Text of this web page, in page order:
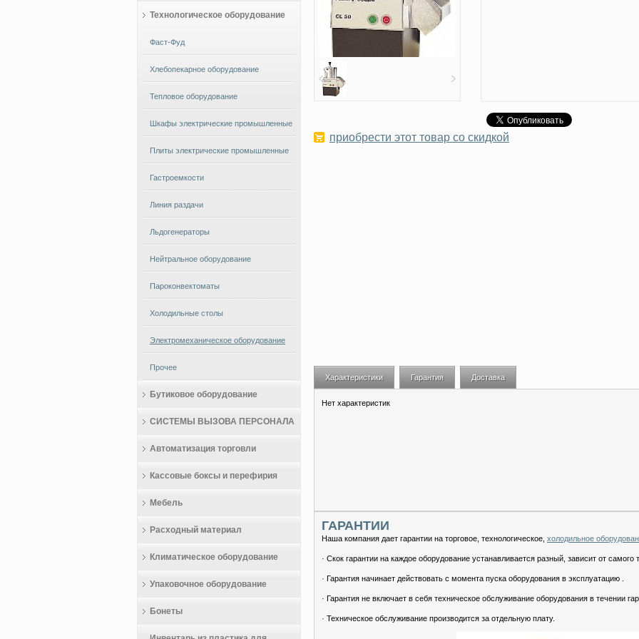
приобрести этот товар со скидкой
Характеристики Гарантия Доставка
Нет характеристик
ГАРАНТИИ
Наша компания дает гарантии на торговое, технологическое, холодильное
· Скок гарантии на каждое оборудование устанавливается разный, зависит от
· Гарантия начинает действовать с момента пуска оборудования в эксплуатацию .
· Гарантия не включает в себя техническое обслуживание оборудования в течении
· Техническое обслуживание производится за отдельную плату.
Технологическое оборудование
Фаст-Фуд
Хлебопекарное оборудование
Тепловое оборудование
Шкафы электрические промышленные
Плиты электрические промышленные
Гастроемкости
Линия раздачи
Льдогенераторы
Нейтральное оборудование
Пароконвектоматы
Холодильные столы
Электромеханическое оборудование
Прочее
Бутиковое оборудование
СИСТЕМЫ ВЫЗОВА ПЕРСОНАЛА
Автоматизация торговли
Кассовые боксы и перефирия
Мебель
Расходный материал
Климатическое оборудование
Упаковочное оборудование
Бонеты